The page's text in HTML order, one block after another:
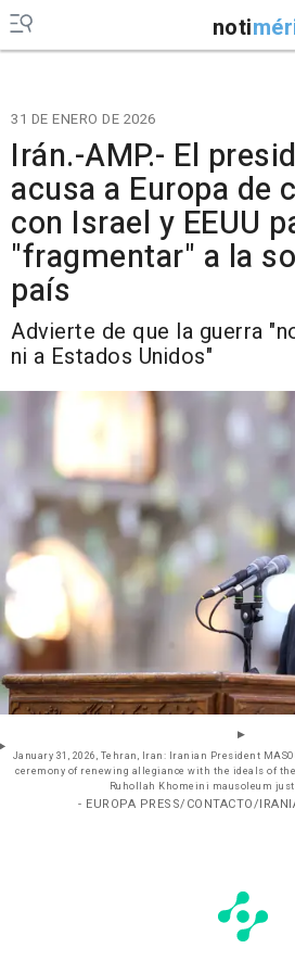
noti
31 DE ENERO DE 2026
Irán.-AMP.- El
acusa a Europa de
con Israel y EEUU
"fragmentar" a la
país
Advierte de que la guerra
ni a Estados Unidos"
January 31, 2026, Tehran, Iran: Iranian President
ceremony of renewing allegiance with the ideals of
Ruhollah Khomeini mausoleum
- EUROPA PRESS/CONTACTO/